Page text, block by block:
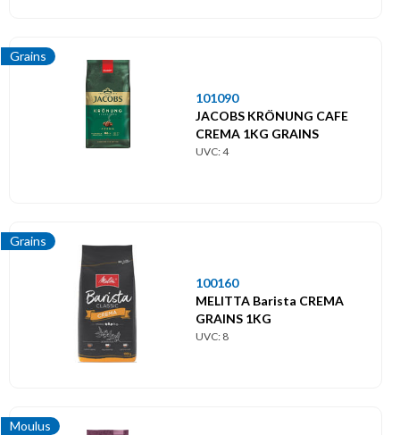
Grains
101090
JACOBS KRÖNUNG CAFE
CREMA 1KG GRAINS
UVC: 4
Grains
100160
MELITTA Barista CREMA
GRAINS 1KG
UVC: 8
Moulus